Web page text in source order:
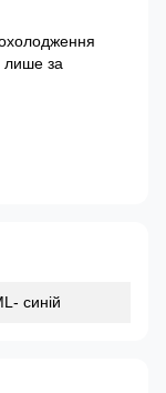
лише за
синій